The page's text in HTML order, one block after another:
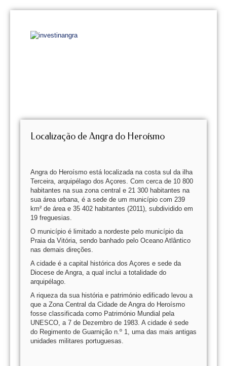
Localização de Angra do Heroísmo
Angra do Heroísmo está localizada na costa sul da ilha
Terceira, arquipélago dos Açores. Com cerca de 10 800
habitantes na sua zona central e 21 300 habitantes na
sua área urbana, é a sede de um município com 239
km² de área e 35 402 habitantes (2011), subdividido em
19 freguesias.
O município é limitado a nordeste pelo município da
Praia da Vitória, sendo banhado pelo Oceano Atlântico
nas demais direções.
A cidade é a capital histórica dos Açores e sede da
Diocese de Angra, a qual inclui a totalidade do
arquipélago.
A riqueza da sua história e património edificado levou a
que a Zona Central da Cidade de Angra do Heroísmo
fosse classificada como Património Mundial pela
UNESCO, a 7 de Dezembro de 1983. A cidade é sede
do Regimento de Guarnição n.º 1, uma das mais antigas
unidades militares portuguesas.